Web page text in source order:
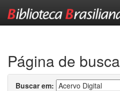
Página de busca
Buscar em: